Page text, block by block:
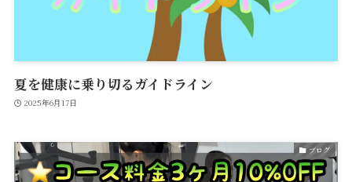
夏を健康に乗り切るガイドライン
2025年6月17日
ブログ